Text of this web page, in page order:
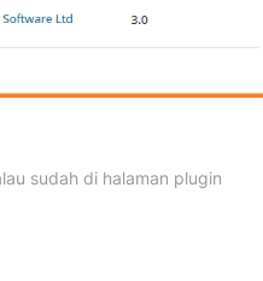
sudah di halaman plugin